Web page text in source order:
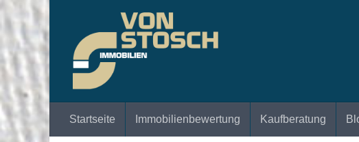
Zum Inhalt springen
Startseite Immobilienbewertung Kaufberatung